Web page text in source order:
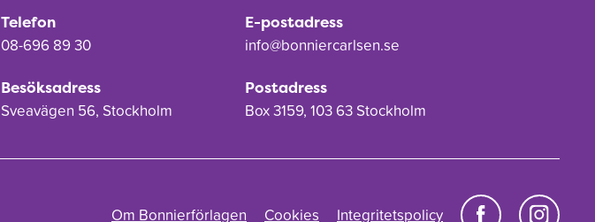
Telefon
08-696 89 30
E-postadress
info@bonniercarlsen.se
Besöksadress
Sveavägen 56, Stockholm
Postadress
Box 3159, 103 63 Stockholm
Om Bonnierförlagen Cookies Integritetspolicy